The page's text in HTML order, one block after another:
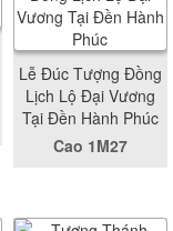
Lễ Đúc Tượng Đồng
Lịch Lộ Đại Vương
Tại Đền Hành Phúc
Cao 1M27